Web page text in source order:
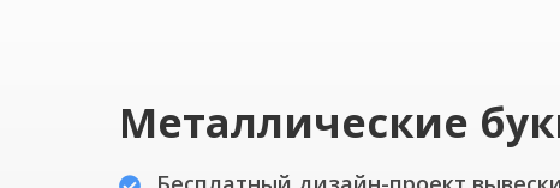
Металлические